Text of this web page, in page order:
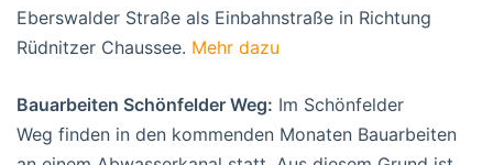
Eberswalder Straße als Einbahnstraße in Richtung
Rüdnitzer Chaussee. Mehr dazu
Bauarbeiten Schönfelder Weg: Im Schönfelder
Weg finden in den kommenden Monaten Bauarbeiten